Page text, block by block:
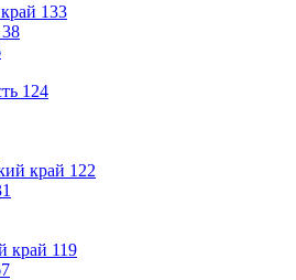
133
38
124
край 122
край 119